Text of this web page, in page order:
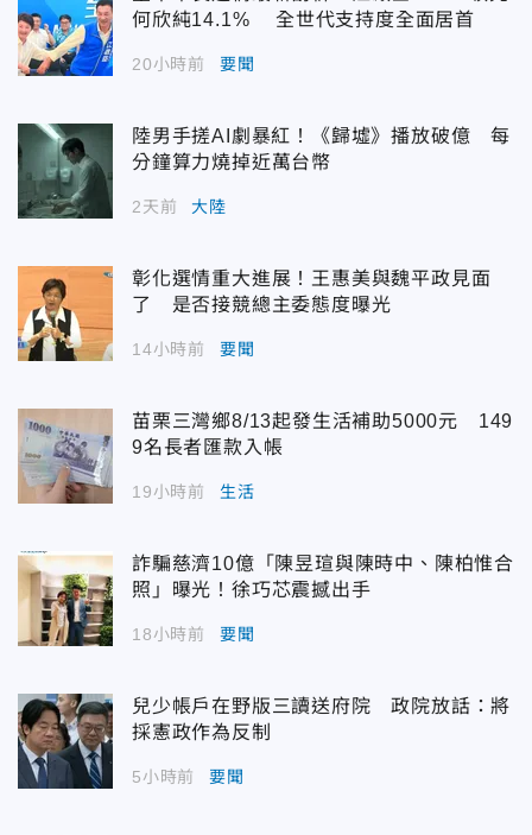
何欣純14.1% 全世代支持度全面居首
20小時前 要聞
陸男手搓AI劇暴紅！《歸墟》播放破億 每
分鐘算力燒掉近萬台幣
2天前 大陸
彰化選情重大進展！王惠美與魏平政見面
了 是否接競總主委態度曝光
14小時前 要聞
苗栗三灣鄉8/13起發生活補助5000元 149
9名長者匯款入帳
19小時前 生活
詐騙慈濟10億「陳昱瑄與陳時中、陳柏惟合
照」曝光！徐巧芯震撼出手
18小時前 要聞
兒少帳戶在野版三讀送府院 政院放話：將
採憲政作為反制
5小時前 要聞